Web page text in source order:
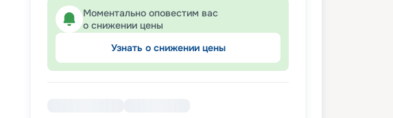
Моментально оповестим вас
о снижении цены
Узнать о снижении цены